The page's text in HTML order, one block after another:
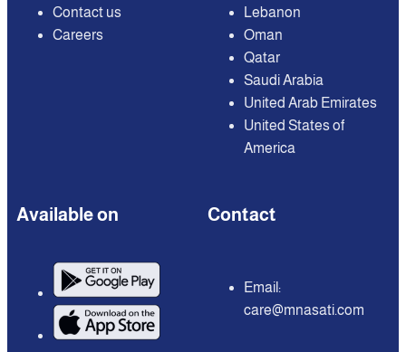
Contact us
Careers
Lebanon
Oman
Qatar
Saudi Arabia
United Arab Emirates
United States of
America
Available on Contact
Email:
care@mnasati.com